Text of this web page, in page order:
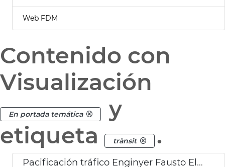
Web FDM
Contenido con
Visualización
En portada temática
y
etiqueta
trànsit .
Pacificación tráfico Enginyer Fausto Elío València